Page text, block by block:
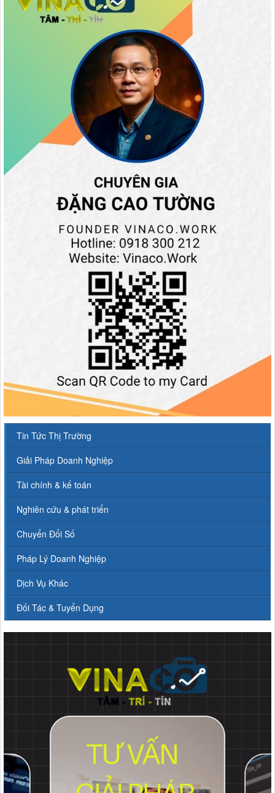
Tin Tức Thị Trường
Giải Pháp Doanh Nghiệp
Tài chính & kế toán
Nghiên cứu & phát triển
Chuyển Đổi Số
Pháp Lý Doanh Nghiệp
Dịch Vụ Khác
Đối Tác & Tuyển Dụng